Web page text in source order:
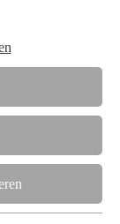
enger
Inspektions- und